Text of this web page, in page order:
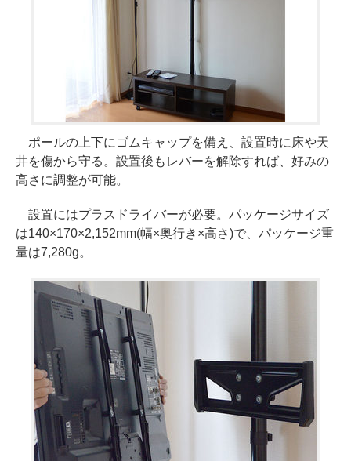
ポールの上下にゴムキャップを備え、設置時に床や天
井を傷から守る。設置後もレバーを解除すれば、好みの
高さに調整が可能。
設置にはプラスドライバーが必要。パッケージサイズ
は140×170×2,152mm(幅×奥行き×高さ)で、パッケージ重
量は7,280g。